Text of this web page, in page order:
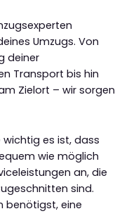
Umzugs. Von
deiner
Transport bis hin
Zielort – wir sorgen
wichtig es ist, dass
wie möglich
an, die
sind.
benötigst, eine